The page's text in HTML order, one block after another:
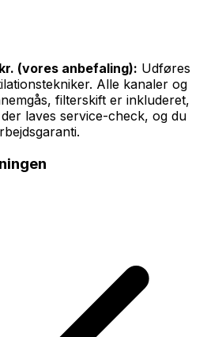
(vores anbefaling): Udføres
Alle kanaler og
filterskift er inkluderet,
laves service-check, og du